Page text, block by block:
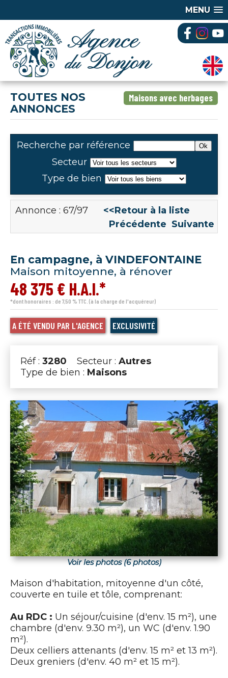
MENU
Maisons avec herbages
TOUTES NOS
ANNONCES
Recherche par référence
Secteur
Type de bien
Annonce : 67/97 <<Retour à la liste
Précédente Suivante
En campagne, à VINDEFONTAINE
Maison mitoyenne, à rénover
48 375 € H.A.I.*
*dont honoraires : de 7,50 % TTC. (à la charge de l'acquéreur)
A ÉTÉ VENDU PAR L'AGENCE EXCLUSIVITÉ
Réf : 3280 Secteur : Autres
Type de bien : Maisons
Voir les photos (6 photos)
Maison d'habitation, mitoyenne d'un côté,
couverte en tuile et tôle, comprenant:
Au RDC : Un séjour/cuisine (d'env. 15 m²), une
chambre (d'env. 9.30 m²), un WC (d'env. 1.90
m²).
Deux celliers attenants (d'env. 15 m² et 13 m²).
Deux greniers (d'env. 40 m² et 15 m²).